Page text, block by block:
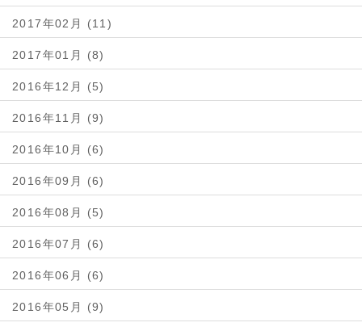
2017年02月 (11)
2017年01月 (8)
2016年12月 (5)
2016年11月 (9)
2016年10月 (6)
2016年09月 (6)
2016年08月 (5)
2016年07月 (6)
2016年06月 (6)
2016年05月 (9)